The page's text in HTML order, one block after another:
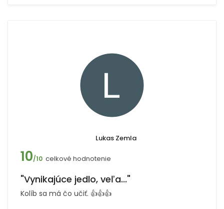
Lukas Zemla
10/10 celkové hodnotenie
"Vynikajúce jedlo, veľa..."
Kolíb sa má čo učiť. 👍👍👍